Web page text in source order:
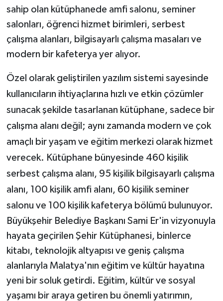
sahip olan kütüphanede amfi salonu, seminer
salonları, öğrenci hizmet birimleri, serbest
çalışma alanları, bilgisayarlı çalışma masaları ve
modern bir kafeterya yer alıyor.
Özel olarak geliştirilen yazılım sistemi sayesinde
kullanıcıların ihtiyaçlarına hızlı ve etkin çözümler
sunacak şekilde tasarlanan kütüphane, sadece bir
çalışma alanı değil; aynı zamanda modern ve çok
amaçlı bir yaşam ve eğitim merkezi olarak hizmet
verecek. Kütüphane bünyesinde 460 kişilik
serbest çalışma alanı, 95 kişilik bilgisayarlı çalışma
alanı, 100 kişilik amfi alanı, 60 kişilik seminer
salonu ve 100 kişilik kafeterya bölümü bulunuyor.
Büyükşehir Belediye Başkanı Sami Er'in vizyonuyla
hayata geçirilen Şehir Kütüphanesi, binlerce
kitabı, teknolojik altyapısı ve geniş çalışma
alanlarıyla Malatya'nın eğitim ve kültür hayatına
yeni bir soluk getirdi. Eğitim, kültür ve sosyal
yaşamı bir araya getiren bu önemli yatırımın,